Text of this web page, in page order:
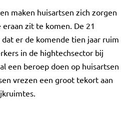
maken huisartsen zich zorgen
zit te komen. De 21
er de komende tien jaar ruim
in de hightechsector bij
een beroep doen op huisartsen
vrezen een groot tekort aan